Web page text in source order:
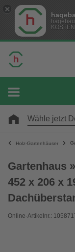
Wähle jetzt
Holz-Gartenhäuser
Gartenhaus
452 x 206 x
Online-Artikelnr.: